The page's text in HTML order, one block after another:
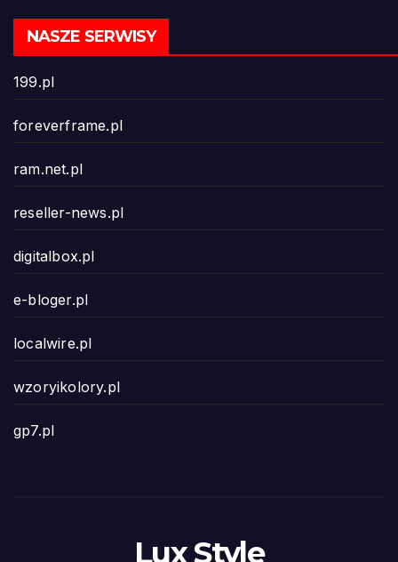
NASZE SERWISY
199.pl
foreverframe.pl
ram.net.pl
reseller-news.pl
digitalbox.pl
e-bloger.pl
localwire.pl
wzoryikolory.pl
gp7.pl
Lux Style